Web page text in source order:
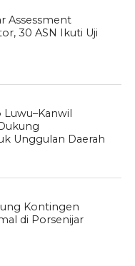
Assessment
30 ASN Ikuti Uji
Unggulan Daerah
Kontingen
di Porsenijar